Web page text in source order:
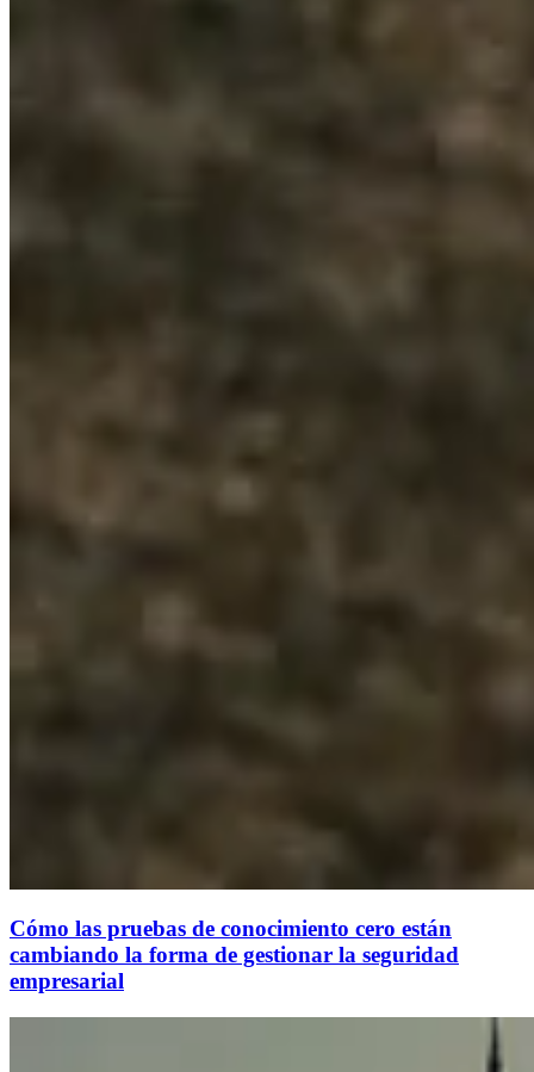
Cómo las pruebas de conocimiento cero están
cambiando la forma de gestionar la seguridad
empresarial